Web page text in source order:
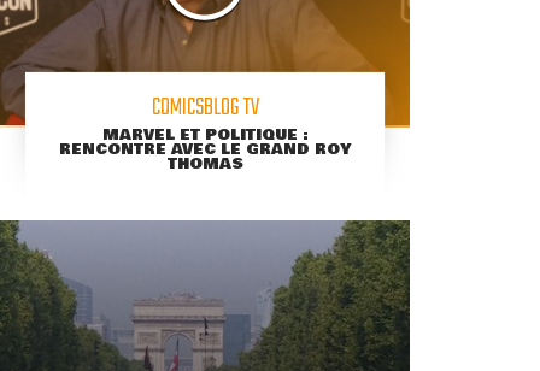
COMICSBLOG TV
MARVEL ET POLITIQUE :
RENCONTRE AVEC LE GRAND ROY
THOMAS